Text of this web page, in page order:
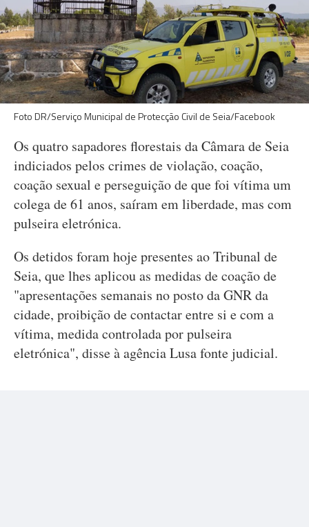
Foto DR/Serviço Municipal de Protecção Civil de Seia/Facebook
Os quatro sapadores florestais da Câmara de Seia
indiciados pelos crimes de violação, coação,
coação sexual e perseguição de que foi vítima um
colega de 61 anos, saíram em liberdade, mas com
pulseira eletrónica.
Os detidos foram hoje presentes ao Tribunal de
Seia, que lhes aplicou as medidas de coação de
"apresentações semanais no posto da GNR da
cidade, proibição de contactar entre si e com a
vítima, medida controlada por pulseira
eletrónica", disse à agência Lusa fonte judicial.